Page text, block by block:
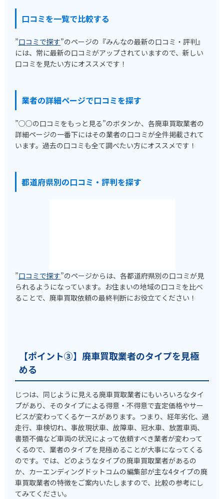
口コミを一覧で比較する
”口コミで探す”のページの『みんなの最新の口コミ・評判』
には、常に最新の口コミがアップされていますので、新しい
口コミを見たい方にオススメです！
業者の詳細ページで口コミを探す
”○○の口コミをもっと見る”のボタンか、各廃車買取業者の
詳細ページの一番下にはその業者の口コミが全件掲載されて
います。過去の口コミも全て調べたい方にオススメです！
都道府県別の口コミ・評判を探す
”口コミで探す”のページからは、各都道府県別の口コミが見
られるようになっています。お住まいの地域の口コミを比べ
ることで、廃車買取依頼の最終判断にお役立てください！
【ポイント③】廃車買取業者のタイプを見極
める
じつは、同じように見える廃車買取業者にもいろいろなタイ
プがあり、そのタイプによる得意・不得意で査定価格やサー
ビスが変わってくるケースがあります。つまり、経年劣化、過
走行、車検切れ、事故現状車、故障車、冠水車、放置車両、
書類不備など車両の状況によって依頼すべき業者が変わって
くるので、業者のタイプを見極めることが大事になってくる
のです。では、どのようなタイプの廃車買取業者があるの
か、カーエンディングドットコムの編集部が主な4タイプの廃
車買取業者の特徴をご案内いたしますので、比較の参考にし
てみてください。